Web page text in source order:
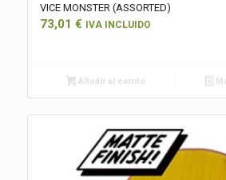
VICE MONSTER (ASSORTED)
73,01 € IVA INCLUIDO
Añadir al carrito